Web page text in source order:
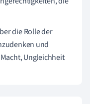
die Rolle der
und
Ungleichheit